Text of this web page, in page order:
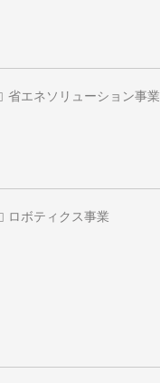
省エネソリューション事業
ロボティクス事業